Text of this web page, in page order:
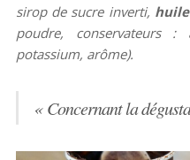
sirop de sucre inverti,
poudre, conservateurs :
potassium, arôme).
« Concernant la